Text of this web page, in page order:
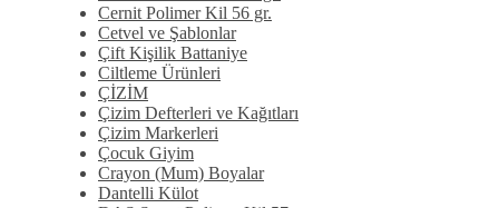
Cernit Polimer Kil 56 gr.
Cetvel ve Şablonlar
Çift Kişilik Battaniye
Ciltleme Ürünleri
ÇİZİM
Çizim Defterleri ve Kağıtları
Çizim Markerleri
Çocuk Giyim
Crayon (Mum) Boyalar
Dantelli Külot